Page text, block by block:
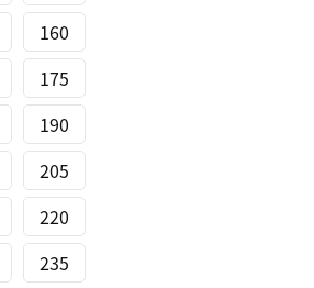
160
175
190
205
220
235